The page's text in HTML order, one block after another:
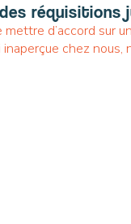
réquisitions
d’accord sur
inaperçue chez